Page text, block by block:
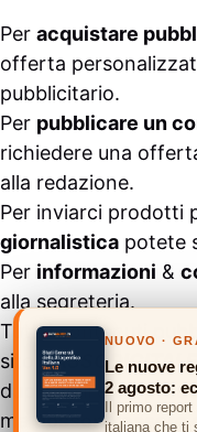
Per acquistare
offerta
pubblicitario.
Per pubblicare un
richiedere una
alla redazione.
Per inviarci prodotti
giornalistica potete
Per informazioni &
allasegreteria.
Tutti i contenuti
sito
duplicabili e/o
ma possono essere
NUOVO ·
Le nuove
2 agosto:
Il primo
italiana che ti